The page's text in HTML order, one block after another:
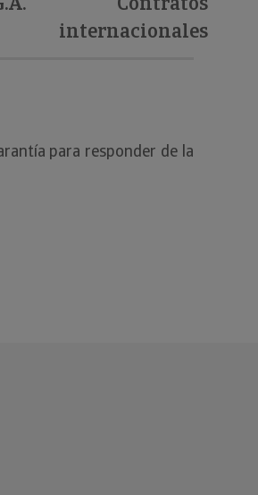
internacionales
para responder de la